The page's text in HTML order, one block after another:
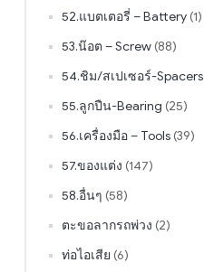
52.แบตเตอรี่ – Battery (1)
53.น๊อต – Screw (88)
54.ชิม/สเปเซอร์-Spacers
55.ลูกปืน-Bearing (25)
56.เครื่องมือ – Tools (39)
57.ของแต่ง (147)
58.อื่นๆ (58)
ตะขอลากรถพ่วง (2)
ท่อไอเสีย (6)